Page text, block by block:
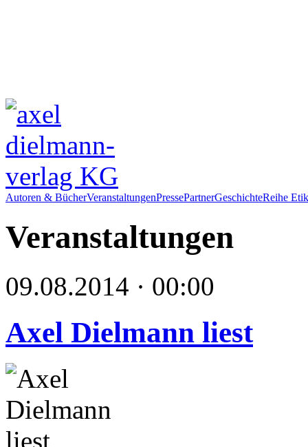
Autoren & BücherVeranstaltungenPressePartnerGeschichteReihe
Veranstaltungen
09.08.2014 · 00:00
Axel Dielmann liest